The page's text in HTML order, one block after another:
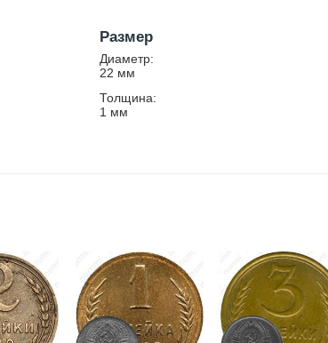
Размер
Диаметр:
22 мм
Толщина:
1 мм